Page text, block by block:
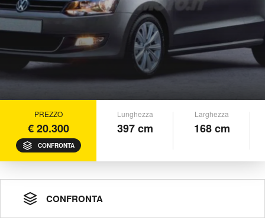
PREZZO
€ 20.300
CONFRONTA
Lunghezza
397 cm
Larghezza
168 cm
CONFRONTA